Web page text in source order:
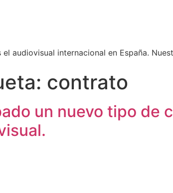
el audiovisual internacional en España.
contrato
un nuevo tipo de